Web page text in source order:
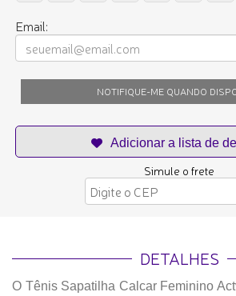
Email:
NOTIFIQUE-ME QUANDO
Simule o frete
DETALHES
O Tênis Sapatilha Calcar Feminino